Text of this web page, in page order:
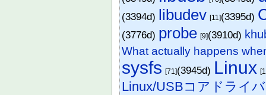
(3394d) libudev [11](3395d)
(3776d) probe [9](3910d)
What actually happens
sysfs [71](3945d) Linux
Linux/USBコアドライバ